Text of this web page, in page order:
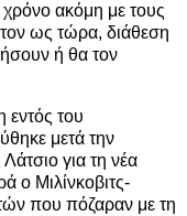
ακόμη με τους
ως τώρα, διάθεση
ή θα τον
εντός του
μετά την
για τη νέα
ο Μιλίνκοβιτς-
που πόζαραν με τη